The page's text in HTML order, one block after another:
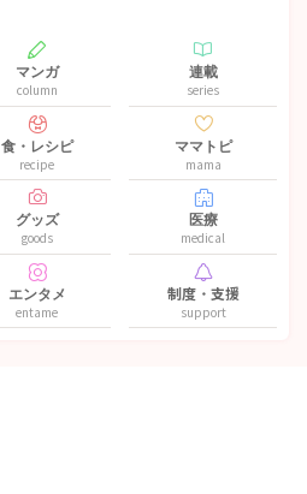
マンガ
column
連載
series
食・レシピ
recipe
ママトピ
mama
グッズ
goods
医療
medical
エンタメ
entame
制度・支援
support